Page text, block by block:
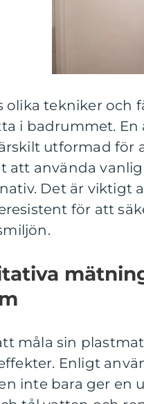
olika tekniker och
i badrummet. En
utformad för
att använda
Det är viktigt
för att
måla sin
Enligt
inte bara ger en